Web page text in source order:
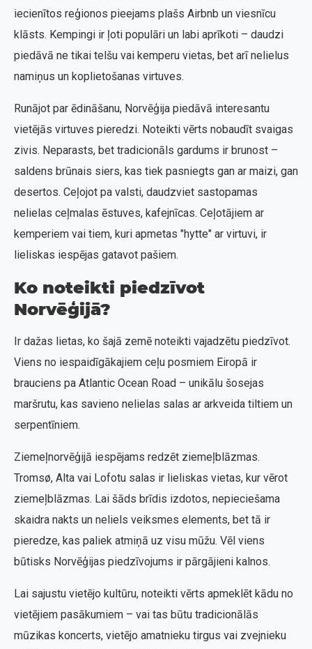
iecienītos reģionos pieejams plašs Airbnb un viesnīcu
klāsts. Kempingi ir ļoti populāri un labi aprīkoti – daudzi
piedāvā ne tikai telšu vai kemperu vietas, bet arī nelielus
namiņus un koplietošanas virtuves.
Runājot par ēdināšanu, Norvēģija piedāvā interesantu
vietējās virtuves pieredzi. Noteikti vērts nobaudīt svaigas
zivis. Neparasts, bet tradicionāls gardums ir brunost –
saldens brūnais siers, kas tiek pasniegts gan ar maizi, gan
desertos. Ceļojot pa valsti, daudzviet sastopamas
nelielas ceļmalas ēstuves, kafejnīcas. Ceļotājiem ar
kemperiem vai tiem, kuri apmetas "hytte" ar virtuvi, ir
lieliskas iespējas gatavot pašiem.
Ko noteikti piedzīvot
Norvēģijā?
Ir dažas lietas, ko šajā zemē noteikti vajadzētu piedzīvot.
Viens no iespaidīgākajiem ceļu posmiem Eiropā ir
brauciens pa Atlantic Ocean Road – unikālu šosejas
maršrutu, kas savieno nelielas salas ar arkveida tiltiem un
serpentīniem.
Ziemeļnorvēģijā iespējams redzēt ziemeļblāzmas.
Tromsø, Alta vai Lofotu salas ir lieliskas vietas, kur vērot
ziemeļblāzmas. Lai šāds brīdis izdotos, nepieciešama
skaidra nakts un neliels veiksmes elements, bet tā ir
pieredze, kas paliek atmiņā uz visu mūžu. Vēl viens
būtisks Norvēģijas piedzīvojums ir pārgājieni kalnos.
Lai sajustu vietējo kultūru, noteikti vērts apmeklēt kādu no
vietējiem pasākumiem – vai tas būtu tradicionālās
mūzikas koncerts, vietējo amatnieku tirgus vai zvejnieku